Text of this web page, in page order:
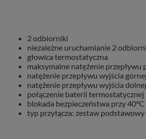
2 odbiorniki
niezależne uruchamianie 2
głowica termostatyczna
maksymalne natężenie przepływu
natężenie przepływu wyjścia
natężenie przepływu wyjścia
połączenie baterii
blokada bezpieczeństwa przy 40°C
typ przyłącza: zestaw podstawowy